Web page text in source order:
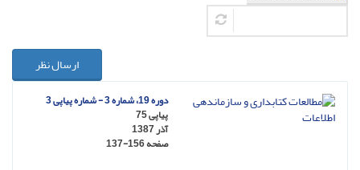
ارسال نظر
دوره 19، شماره 3 - شماره پیاپی 3
پیاپی 75
آذر 1387
صفحه137-156